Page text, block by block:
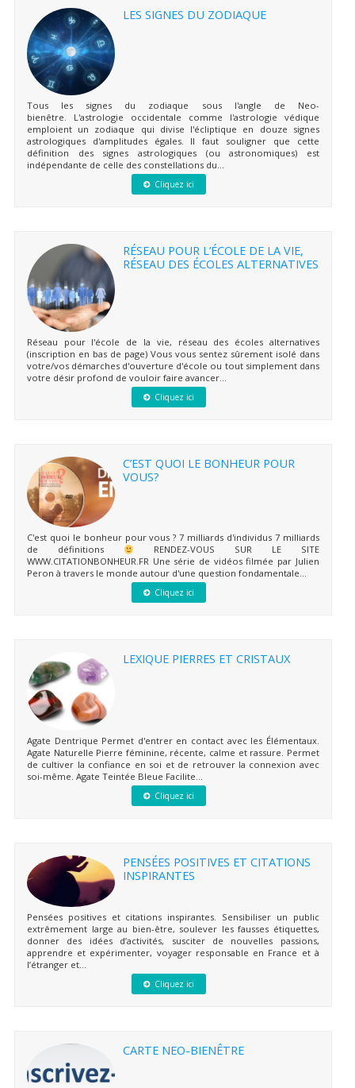
LES SIGNES DU ZODIAQUE
Tous les signes du zodiaque sous l'angle de Neo-
bienêtre. L'astrologie occidentale comme l'astrologie védique
emploient un zodiaque qui divise l'écliptique en douze signes
astrologiques d'amplitudes égales. Il faut souligner que cette
définition des signes astrologiques (ou astronomiques) est
indépendante de celle des constellations du...
Cliquez ici
RÉSEAU POUR L’ÉCOLE DE LA VIE,
RÉSEAU DES ÉCOLES ALTERNATIVES
Réseau pour l'école de la vie, réseau des écoles alternatives
(inscription en bas de page) Vous vous sentez sûrement isolé dans
votre/vos démarches d'ouverture d'école ou tout simplement dans
votre désir profond de vouloir faire avancer...
Cliquez ici
C’EST QUOI LE BONHEUR POUR
VOUS?
C'est quoi le bonheur pour vous ? 7 milliards d'individus 7 milliards
de définitions
RENDEZ-VOUS SUR LE SITE
WWW.CITATIONBONHEUR.FR Une série de vidéos filmée par Julien
Peron à travers le monde autour d'une question fondamentale...
Cliquez ici
LEXIQUE PIERRES ET CRISTAUX
Agate Dentrique Permet d'entrer en contact avec les Élémentaux.
Agate Naturelle Pierre féminine, récente, calme et rassure. Permet
de cultiver la confiance en soi et de retrouver la connexion avec
soi-même. Agate Teintée Bleue Facilite...
Cliquez ici
PENSÉES POSITIVES ET CITATIONS
INSPIRANTES
Pensées positives et citations inspirantes. Sensibiliser un public
extrêmement large au bien-être, soulever les fausses étiquettes,
donner des idées d’activités, susciter de nouvelles passions,
apprendre et expérimenter, voyager responsable en France et à
l’étranger et...
Cliquez ici
CARTE NEO-BIENÊTRE